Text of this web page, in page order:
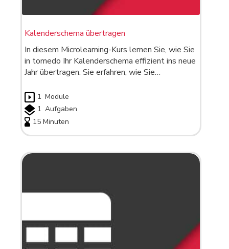
Kalenderschema übertragen
In diesem Microlearning-Kurs lernen Sie, wie Sie
in tomedo Ihr Kalenderschema effizient ins neue
Jahr übertragen. Sie erfahren, wie Sie…
1 Module
1 Aufgaben
15 Minuten